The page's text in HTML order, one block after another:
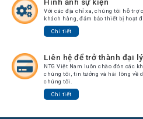
Với các địa chỉ xa, chúng tôi hỗ
khách hàng, đảm bảo thiết bị hoạt
Chi tiết
Liên hệ để trở thành đại lý
NTG Việt Nam luôn chào đón các
chúng tôi, tin tưởng và hài lòng về
chúng tôi.
Chi tiết